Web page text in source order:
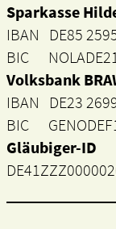
Sparkasse
IBAN DE85
BIC
Volksbank
IBAN DE23
BIC
Gläubiger-ID